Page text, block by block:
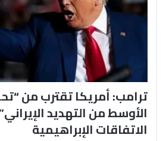
ترامب: أمريكا تقترب من
الأوسط من التهديد
الاتفاقات الإبراهيمية